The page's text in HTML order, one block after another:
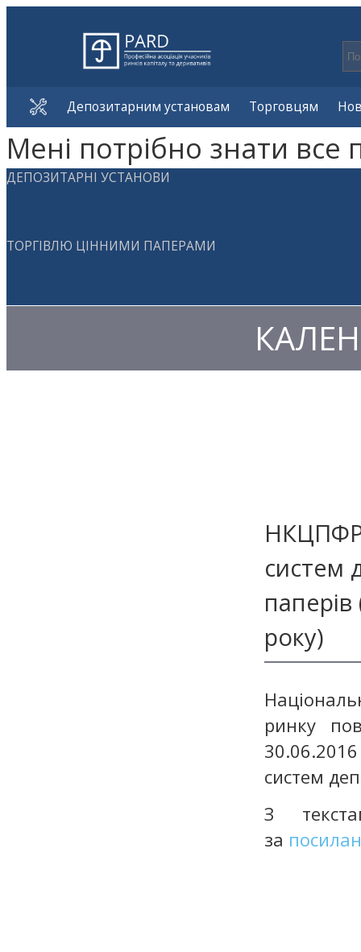
Депозитарним установам Торговцям
Мені потрібно знати все
ДЕПОЗИТАРНІ УСТАНОВИ
ТОРГІВЛЮ ЦІННИМИ ПАПЕРАМИ
НКЦПФР
систем
року)
ринку
систем
З
за